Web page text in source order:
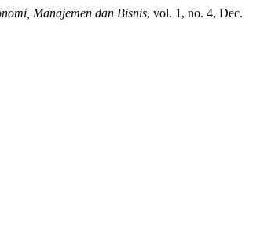
Manajemen dan Bisnis, vol. 1, no. 4, Dec.